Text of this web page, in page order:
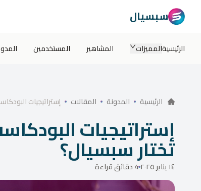
سبسيال
الرئيسيةالمميزات المشاهير المستخدمين
الرئيسية المدونة المقالات إستراتيجيات
إستراتيجيات
تختار سبسيال؟
١٤ يناير ٢٠٢٥ 4 دقائق قراءة